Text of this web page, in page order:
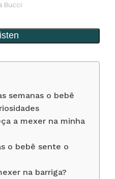
Bucci
semanas o bebê
a mexer na minha
o bebê sente o
na barriga?